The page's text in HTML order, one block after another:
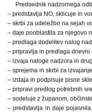
Predsednik nadzornega
– predstavlja NO, sklicuje in
– skrbi za udeležbo na sejah
– daje pooblastila za njegovo
– predlaga dodelitev nalog
– pripravlja in predlaga dnevni
– izvaja naloge nadzora in
– sprejema in skrbi za
– izdaja in podpisuje pisne
– pripravi predlog potrebnih
– sodeluje z županom,
– predstavlja in daje